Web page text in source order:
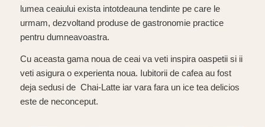
lumea ceaiului exista intotdeauna tendinte pe care le
urmam, dezvoltand produse de gastronomie practice
pentru dumneavoastra.
Cu aceasta gama noua de ceai va veti inspira oaspetii si ii
veti asigura o experienta noua. Iubitorii de cafea au fost
deja sedusi de Chai-Latte iar vara fara un ice tea delicios
este de neconceput.